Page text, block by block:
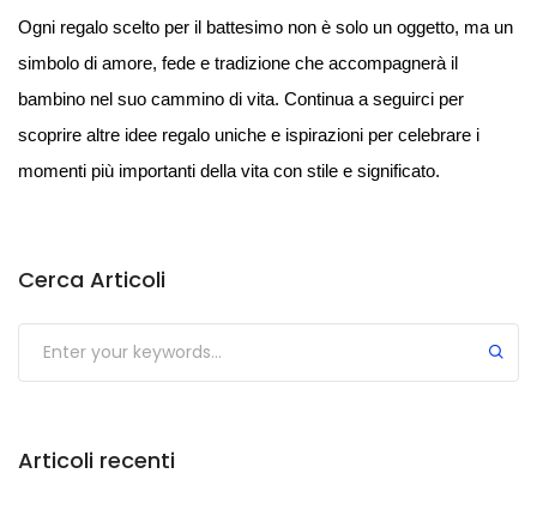
Ogni regalo scelto per il battesimo non è solo un oggetto, ma un
simbolo di amore, fede e tradizione che accompagnerà il
bambino nel suo cammino di vita. Continua a seguirci per
scoprire altre idee regalo uniche e ispirazioni per celebrare i
momenti più importanti della vita con stile e significato.
Cerca Articoli
Submit
Articoli recenti